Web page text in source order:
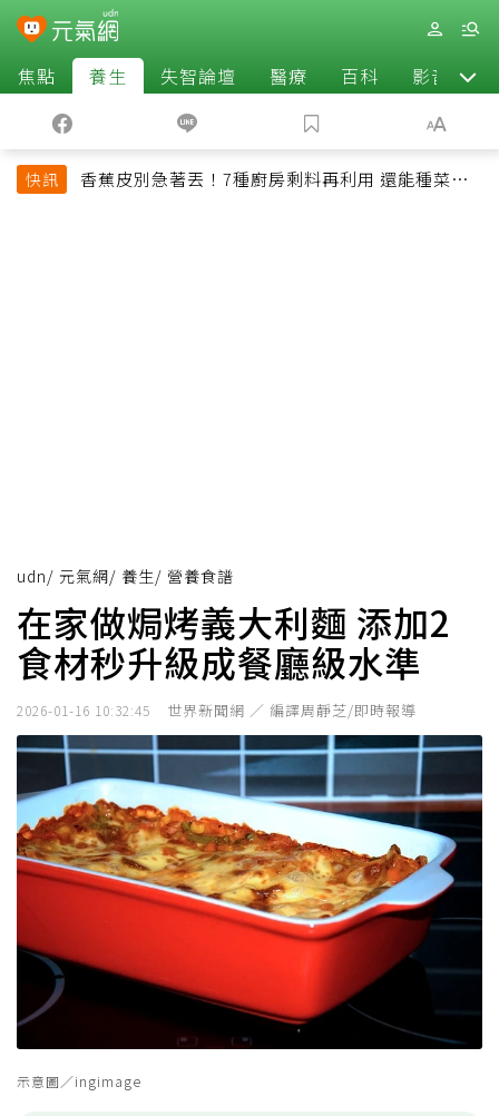
焦點 養生 失智論壇 醫療 百科 影音
快訊
香蕉皮別急著丟！7種廚房剩料再利用 還能種菜、
udn/ 元氣網/ 養生/ 營養食譜
在家做焗烤義大利麵 添加2
食材秒升級成餐廳級水準
2026-01-16 10:32:45 世界新聞網 ／ 編譯周靜芝/即時報導
示意圖／ingimage